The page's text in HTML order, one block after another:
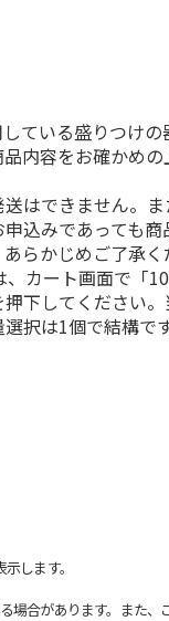
ている盛りつけの
内容をお確かめ
はできません。ま
込みであっても
らかじめご了承く
カート画面で「
下してください
択は1個で結構です
します。
合があります。また、